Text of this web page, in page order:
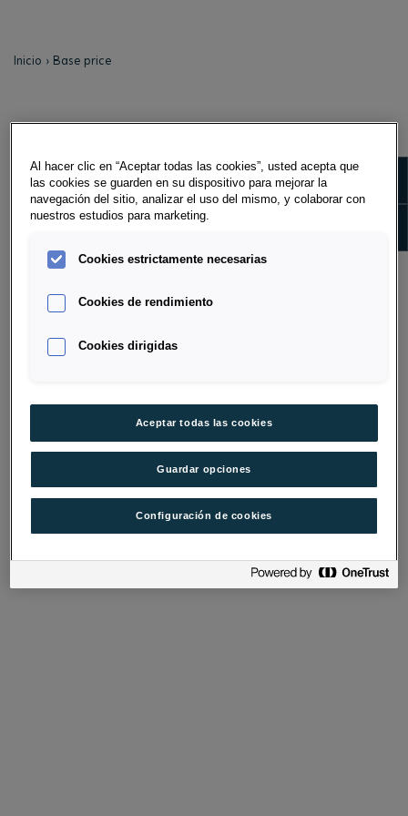
Inicio Base price
BASE PRICE
The base price is the vehicle list price minus the
agreed vehicle discount.
Al hacer clic en “Aceptar todas las cookies”, usted acepta que
las cookies se guarden en su dispositivo para mejorar la
navegación del sitio, analizar el uso del mismo, y colaborar con
nuestros estudios para marketing.
Cookies estrictamente necesarias
Cookies de rendimiento
Cookies dirigidas
Aceptar todas las cookies
Guardar opciones
Configuración de cookies